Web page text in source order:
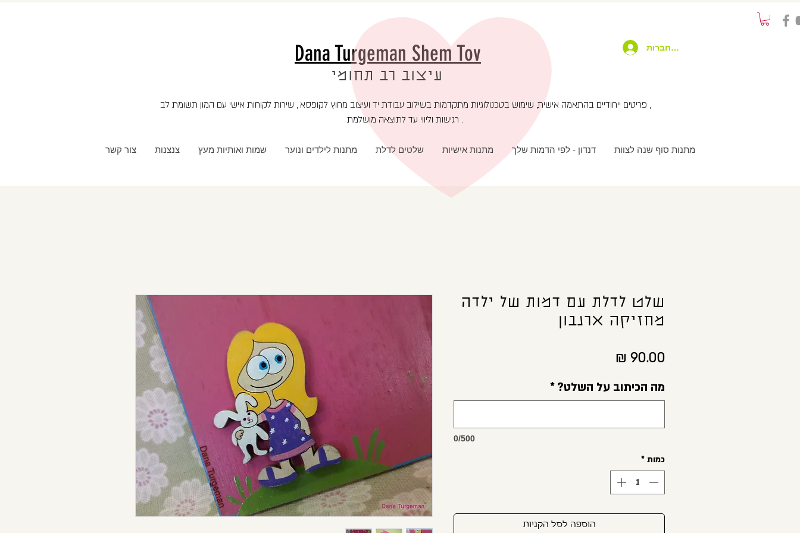
Dana Turgeman Shem Tov
עיצוב רב תחומי
פריטים ייחודיים בהתאמה אישית, שימוש בטכנולוגיות מתקדמות בשילוב עבודת יד ועיצוב מחוץ לקופסא , שירות לקוחות אישי עם המון תשומת לב ,
רגישות וליווי עד לתוצאה מושלמת .
צור קשר צנצנות שמות ואותיות מעץ מתנות לילדים ונוער שלטים לדלת מתנות אישיות דנדון - לפי הדמות שלך מתנות סוף שנה לצוות
להתחברות
שלט לדלת עם דמות של ילדה
מחזיקה ארנבון
מה הכיתוב על השלט?*
0/500
כמות *
הוספה לסל הקניות